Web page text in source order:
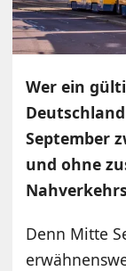
Wer ein
September
und ohne
Denn Mitte